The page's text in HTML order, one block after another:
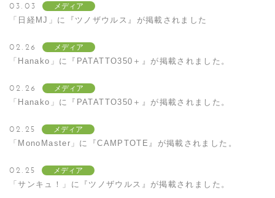
03.03 メディア
「日経MJ」に『ツノザウルス』が掲載されました
02.26 メディア
「Hanako」に『PATATTO350＋』が掲載されました。
02.26 メディア
「Hanako」に『PATATTO350＋』が掲載されました。
02.25 メディア
「MonoMaster」に『CAMPTOTE』が掲載されました。
02.25 メディア
「サンキュ！」に『ツノザウルス』が掲載されました。